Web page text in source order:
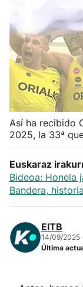
Herri-kirolak
Balonmano
Kirolak 360
Atletismo
Carreras de
"Helmuga"
Así ha recibido
2025, la 33ª
Euskaraz
Bideoa: Honela
Bandera,
EITB
14/09/2025
Última